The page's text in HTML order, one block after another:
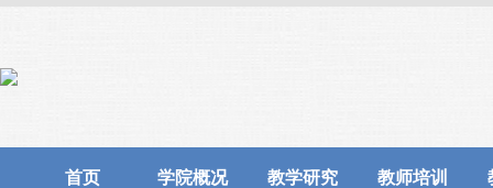
首页 学院概况 教学研究 教师培训